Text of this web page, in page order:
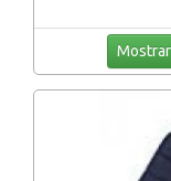
Mostrar